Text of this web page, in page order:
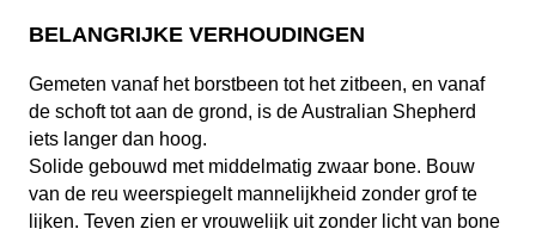
BELANGRIJKE VERHOUDINGEN
Gemeten vanaf het borstbeen tot het zitbeen, en vanaf
de schoft tot aan de grond, is de Australian Shepherd
iets langer dan hoog.
Solide gebouwd met middelmatig zwaar bone. Bouw
van de reu weerspiegelt mannelijkheid zonder grof te
lijken. Teven zien er vrouwelijk uit zonder licht van bone